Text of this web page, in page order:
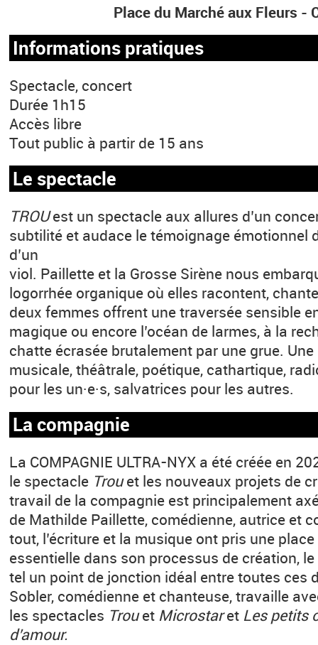
Place du Marché aux Fleurs -
Informations pratiques
Spectacle, concert
Durée 1h15
Accès libre
Tout public à partir de 15 ans
Le spectacle
TROUest un spectacle aux allures d’un
subtilité et audace le témoignage émotionnel
d’un
viol. Paillette et la Grosse Sirène nous
logorrhée organique où elles racontent,
deux femmes offrent une traversée sensible
magique ou encore l’océan de larmes, à la
chatte écrasée brutalement par une grue.
musicale, théâtrale, poétique, cathartique,
pour les un·e·s, salvatrices pour les autres.
La compagnie
La COMPAGNIE ULTRA-NYX a été créée en
le spectacle Trouet les nouveaux projets de
travail de la compagnie est principalement
de Mathilde Paillette, comédienne, autrice et
tout, l’écriture et la musique ont pris une
essentielle dans son processus de création,
tel un point de jonction idéal entre toutes ces
Sobler, comédienne et chanteuse, travaille
les spectacles Trouet Microstaret Les petits
d’amour.